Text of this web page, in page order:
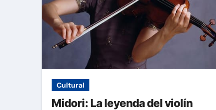
Cultural
Midori: La leyenda del violín